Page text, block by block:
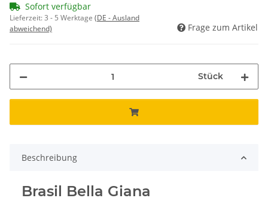
Sofort verfügbar
Lieferzeit:3 - 5 Werktage (DE - Ausland
abweichend)
Frage zum Artikel
Stück
Beschreibung
Brasil Bella Giana